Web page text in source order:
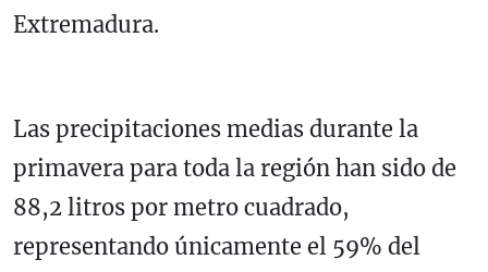
Extremadura.
Las precipitaciones medias durante la
primavera para toda la región han sido de
88,2 litros por metro cuadrado,
representando únicamente el 59% del